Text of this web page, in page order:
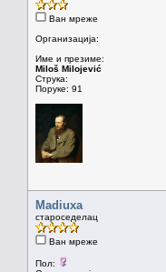
Ван мреже
Организација:
Име и презиме:
Miloš Milojević
Струка:
Поруке: 91
Madiuxa
староседелац
Ван мреже
Пол: